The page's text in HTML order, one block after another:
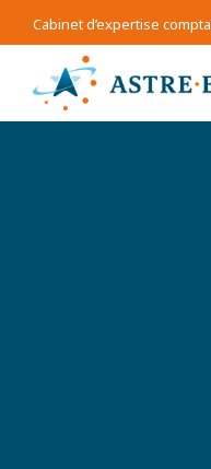
Cabinet d’expertise